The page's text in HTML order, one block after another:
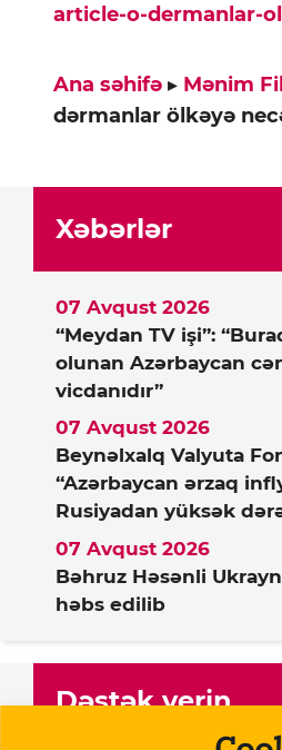
article-o-dermanlar-
Ana səhifə ▸ Mənim
dərmanlar ölkəyə
Xəbərlər
“Meydan TV işi”:
olunan Azərbaycan
vicdanıdır”
07 Avqust 2026
Beynəlxalq Valyuta
“Azərbaycan ərzaq
Rusiyadan yüksək
07 Avqust 2026
Bəhruz Həsənli
həbs edilib
07 Avqust 2026
Dəstək verin